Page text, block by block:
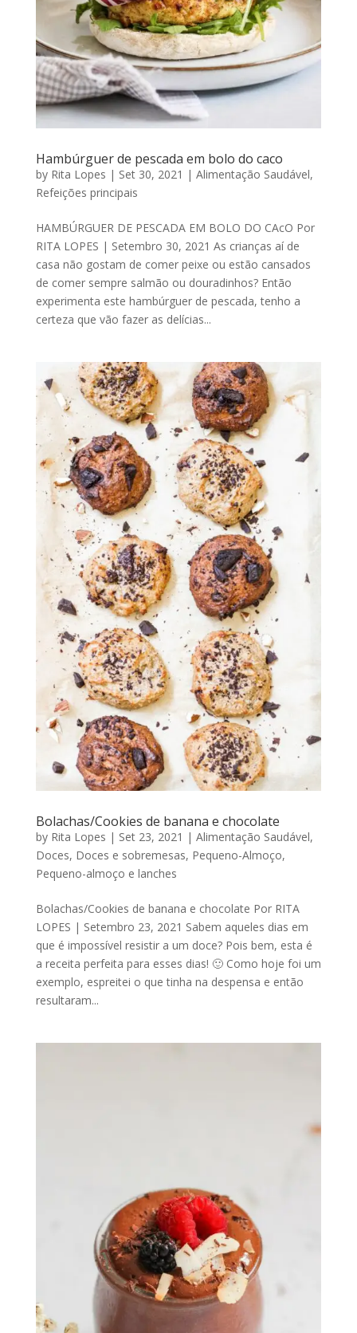
Hambúrguer de pescada em bolo do caco
by Rita Lopes | Set 30, 2021 | Alimentação Saudável,
Refeições principais
HAMBÚRGUER DE PESCADA EM BOLO DO CAcO Por
RITA LOPES | Setembro 30, 2021 As crianças aí de
casa não gostam de comer peixe ou estão cansados
de comer sempre salmão ou douradinhos? Então
experimenta este hambúrguer de pescada, tenho a
certeza que vão fazer as delícias...
Bolachas/Cookies de banana e chocolate
by Rita Lopes | Set 23, 2021 | Alimentação Saudável,
Doces, Doces e sobremesas, Pequeno-Almoço,
Pequeno-almoço e lanches
Bolachas/Cookies de banana e chocolate Por RITA
LOPES | Setembro 23, 2021 Sabem aqueles dias em
que é impossível resistir a um doce? Pois bem, esta é
a receita perfeita para esses dias! 🙂 Como hoje foi um
exemplo, espreitei o que tinha na despensa e então
resultaram...